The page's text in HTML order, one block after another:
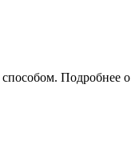
Подробнее о